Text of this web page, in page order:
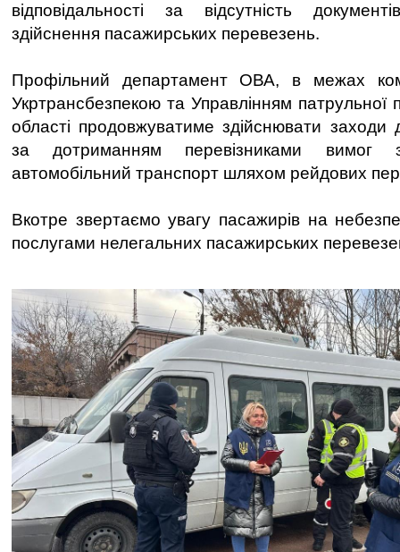
відповідальності за відсутність
здійснення пасажирських перевезень.
Профільний департамент ОВА, в межах
Укртрансбезпекою та Управлінням патрульної
області продовжуватиме здійснювати заходи
за дотриманням перевізниками вимог
автомобільний транспорт шляхом рейдових
Вкотре звертаємо увагу пасажирів на
послугами нелегальних пасажирських